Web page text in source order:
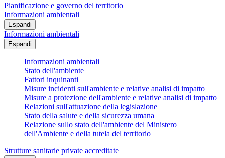
Pianificazione e governo del territorio
Informazioni ambientali
Espandi
Informazioni ambientali
Espandi
Informazioni ambientali
Stato dell'ambiente
Fattori inquinanti
Misure incidenti sull'ambiente e relative analisi di impatto
Misure a protezione dell'ambiente e relative analisi di impatto
Relazioni sull'attuazione della legislazione
Stato della salute e della sicurezza umana
Relazione sullo stato dell'ambiente del Ministero
dell'Ambiente e della tutela del territorio
Strutture sanitarie private accreditate